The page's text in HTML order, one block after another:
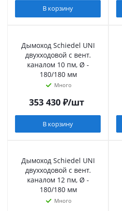
В корзину
Дымоход Schiedel UNI
двухходовой с вент.
каналом 10 пм, Ø -
180/180 мм
Много
353 430₽/шт
В корзину
Дымоход Schiedel UNI
двухходовой с вент.
каналом 12 пм, Ø -
180/180 мм
Много